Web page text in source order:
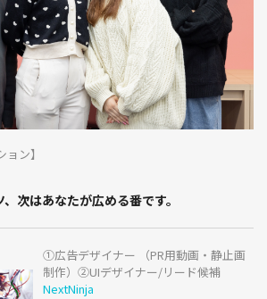
ン】
次はあなたが広める番です。
①広告デザイナー （PR用動画・静止画
制作）②UIデザイナー/リード候補
NextNinja